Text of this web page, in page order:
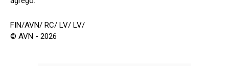
FIN/AVN/ RC/ LV/ LV/
© AVN - 2026